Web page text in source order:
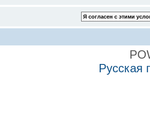
Русская